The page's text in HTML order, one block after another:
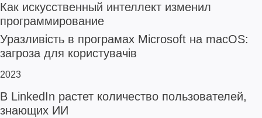
Как искусственный интеллект изменил
программирование
Уразливість в програмах Microsoft на macOS:
загроза для користувачів
2023
В LinkedIn растет количество пользователей,
знающих ИИ